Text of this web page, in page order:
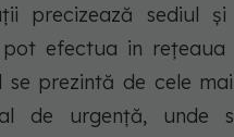
precizează sediul
efectua in rețeaua
prezintă de cele
de urgență, unde